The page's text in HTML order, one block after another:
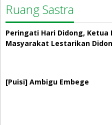
Ruang Sastra
Peringati Hari Didong, Ketua
Masyarakat Lestarikan
[Puisi] Ambigu Embege